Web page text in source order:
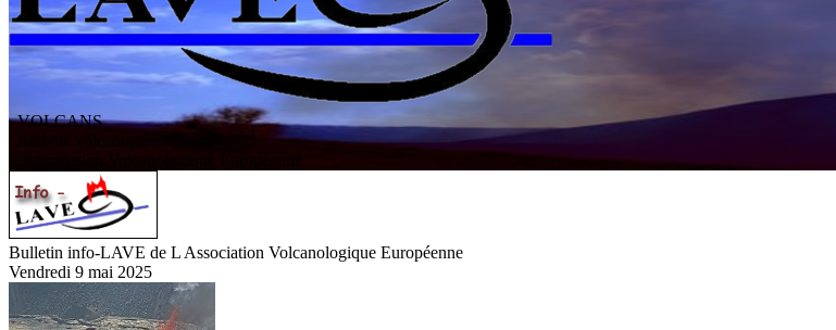
VOLCANS
olcanologique
Bulletin info-LAVE de L Association Volcanologique Européenne
Vendredi 9 mai 2025